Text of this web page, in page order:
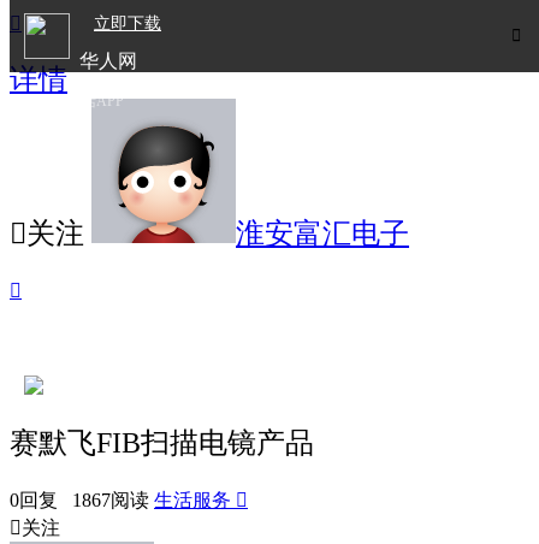

立即下载
华人网
欧洲华人生活APP

详情
关注 淮安富汇电子

赛默飞FIB扫描电镜产品
0回复 1867阅读 生活服务 
关注